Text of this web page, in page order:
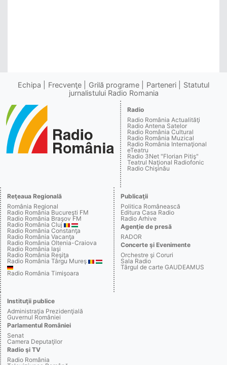
Echipa Frecvenţe Grilă programe Parteneri
Statutul
jurnalistului Radio Romania
Radio
Radio România Actualităţi
Radio Antena Satelor
Radio România Cultural
Radio România Muzical
Radio România Internaţional
eTeatru
Radio 3Net "Florian Pitiş"
Teatrul Naţional Radiofonic
Radio Chişinău
Reţeaua Regională
România Regional
Radio România Bucureşti FM
Radio România Braşov FM
Radio România Cluj
Radio România Constanţa
Radio România Vacanţa
Radio România Oltenia-Craiova
Radio România Iaşi
Radio România Reşiţa
Radio România Târgu Mureş
Radio România Timişoara
Publicaţii
Politica Românească
Editura Casa Radio
Radio Arhive
Agenţie de presă
RADOR
Concerte şi Evenimente
Orchestre şi Coruri
Sala Radio
Târgul de carte GAUDEAMUS
Instituţii publice
Administraţia Prezidenţială
Guvernul României
Parlamentul României
Senat
Camera Deputaţilor
Radio şi TV
Radio România